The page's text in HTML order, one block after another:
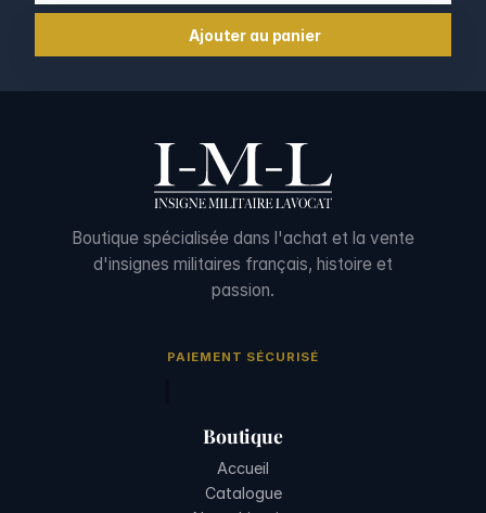
Ajouter au panier
Boutique spécialisée dans l'achat et la vente
d'insignes militaires français, histoire et
passion.
PAIEMENT SÉCURISÉ
Boutique
Accueil
Catalogue